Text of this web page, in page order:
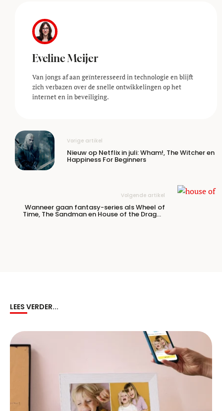
Eveline Meijer
Van jongs af aan geïnteresseerd in technologie en blijft
zich verbazen over de snelle ontwikkelingen op het
internet en in beveiliging.
Vorige artikel
Nieuw op Netflix in juli: Wham!, The Witcher en
Happiness For Beginners
Volgende artikel
Wanneer gaan fantasy-series als Wheel of
Time, The Sandman en House of the Dragon
LEES VERDER...